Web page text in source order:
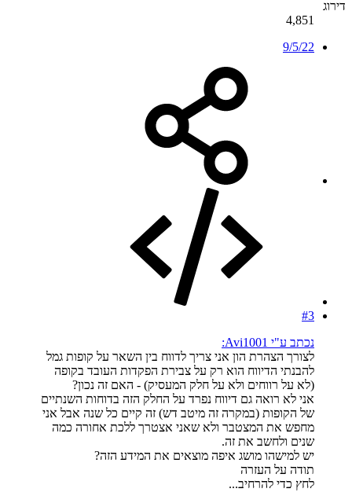
דירוג
4,851
9/5/22
#3
נכתב ע"י Avi1001:
לצורך הצהרת הון אני צריך לדווח בין השאר על קופות גמל
להבנתי הדיווח הוא רק על צבירת הפקדות העובד בקופה
(לא על רווחים ולא על חלק המעסיק) - האם זה נכון?
אני לא רואה גם דיווח נפרד על החלק הזה בדוחות השנתיים
של הקופות (במקרה זה מיטב דש) זה קיים כל שנה אבל אני
מחפש את המצטבר ולא שאני אצטרך ללכת אחורה כמה
שנים ולחשב את זה.
יש למישהו מושג איפה מוצאים את המידע הזה?
תודה על העזרה
לחץ כדי להרחיב...